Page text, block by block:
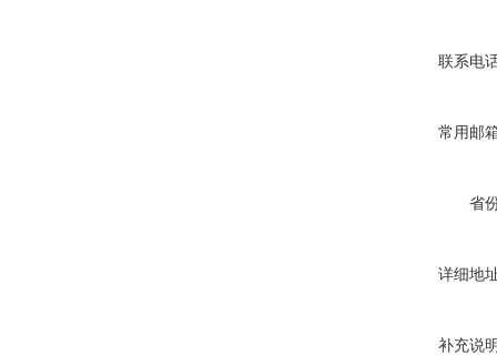
联系电
常用邮
省
详细地
补充说